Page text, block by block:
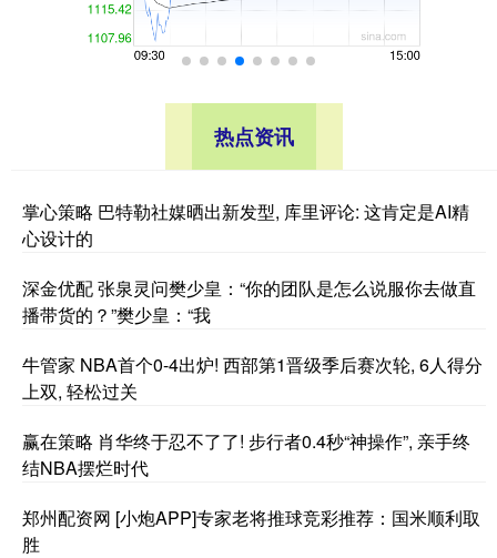
热点资讯
掌心策略 巴特勒社媒晒出新发型, 库里评论: 这肯定是AI精
心设计的
深金优配 张泉灵问樊少皇：“你的团队是怎么说服你去做直
播带货的？”樊少皇：“我
牛管家 NBA首个0-4出炉! 西部第1晋级季后赛次轮, 6人得分
上双, 轻松过关
赢在策略 肖华终于忍不了了! 步行者0.4秒“神操作”, 亲手终
结NBA摆烂时代
郑州配资网 [小炮APP]专家老将推球竞彩推荐：国米顺利取
胜